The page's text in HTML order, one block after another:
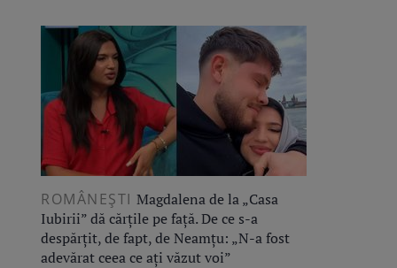
ROMÂNEŞTI Magdalena de la „Casa
Iubirii” dă cărțile pe față. De ce s-a
despărțit, de fapt, de Neamțu: „N-a fost
adevărat ceea ce ați văzut voi”